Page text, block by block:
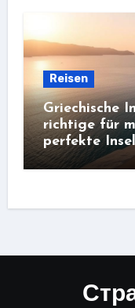
Reisen
Griechische
richtige für
perfekte Insel